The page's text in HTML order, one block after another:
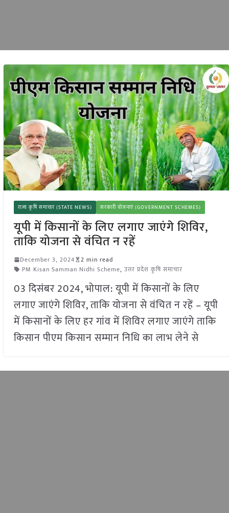
राज्य कृषि समाचार (STATE NEWS) सरकारी योजनाएं (GOVERNMENT SCHEMES)
यूपी में किसानों के लिए लगाए जाएंगे शिविर,
ताकि योजना से वंचित न रहें
December 3, 2024
2 min read
PM Kisan Samman Nidhi Scheme, उत्तर प्रदेश कृषि समाचार
03 दिसंबर 2024, भोपाल: यूपी में किसानों के लिए
लगाए जाएंगे शिविर, ताकि योजना से वंचित न रहें – यूपी
में किसानों के लिए हर गांव में शिविर लगाए जाएंगे ताकि
किसान पीएम किसान सम्मान निधि का लाभ लेने से